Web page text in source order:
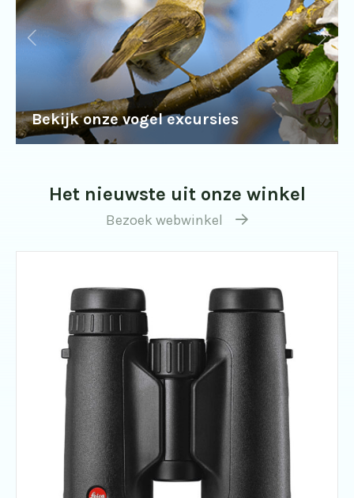
Bekijk onze vogel excursies
Het nieuwste uit onze winkel
Bezoek webwinkel